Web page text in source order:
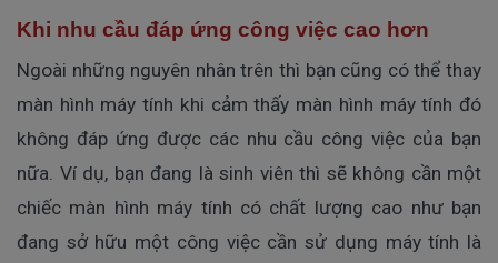
Khi nhu cầu đáp ứng công việc cao hơn
Ngoài những nguyên nhân trên thì bạn cũng có thể thay
màn hình máy tính khi cảm thấy màn hình máy tính đó
không đáp ứng được các nhu cầu công việc của bạn
nữa. Ví dụ, bạn đang là sinh viên thì sẽ không cần một
chiếc màn hình máy tính có chất lượng cao như bạn
đang sở hữu một công việc cần sử dụng máy tính là